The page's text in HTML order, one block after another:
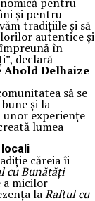
și pentru
tradițiile și să
autentice și
în
declară
Ahold Delhaize
să se
și la
experiențe
lumea
căreia îi
cu Bunătăți
a micilor
laRaftul cu